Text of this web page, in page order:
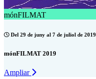
mónFILMAT
Del 29 de juny al 7 de juliol de 2019
mónFILMAT 2019
Ampliar